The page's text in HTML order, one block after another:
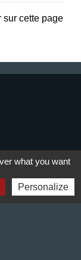
sur cette page
what you want
Personalize